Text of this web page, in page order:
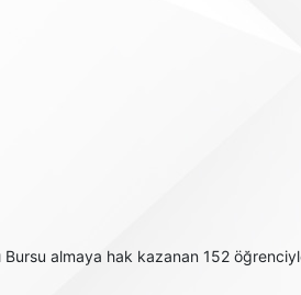
almaya hak kazanan 152